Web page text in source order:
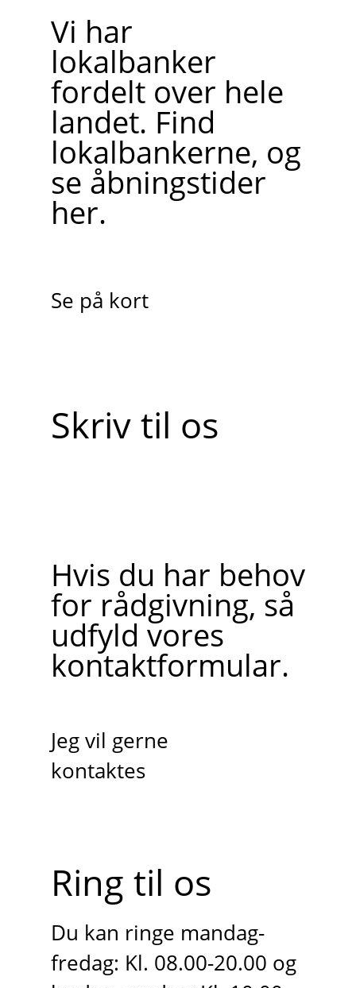
Vi har
lokalbanker
fordelt over hele
landet. Find
lokalbankerne, og
se åbningstider
her.
Se på kort
Skriv til os
Hvis du har behov
for rådgivning, så
udfyld vores
kontaktformular.
Jeg vil gerne
kontaktes
Ring til os
Du kan ringe mandag-
fredag: Kl. 08.00-20.00 og